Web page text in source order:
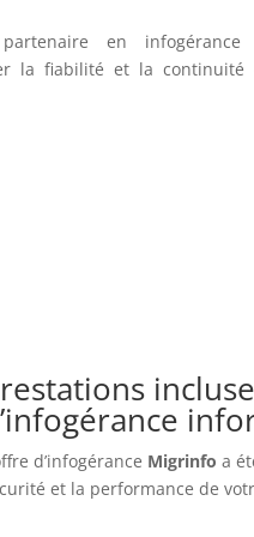
en infogérance
la fiabilité et la continuité
d’infogérance Migrinfo a
et la performance de